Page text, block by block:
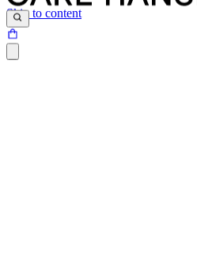
Skip to content